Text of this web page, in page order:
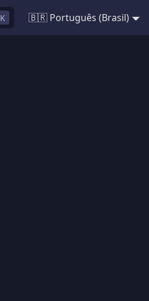
K 🇧🇷 Português (Brasil)